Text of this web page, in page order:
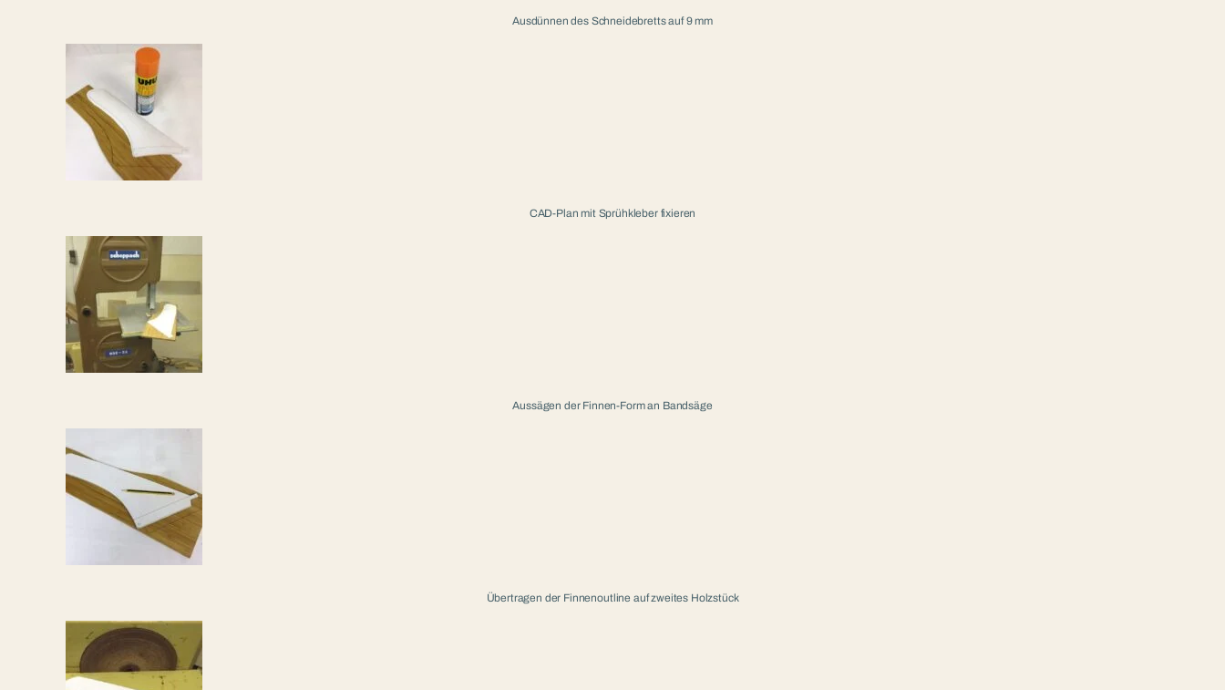
Ausdünnen des Schneidebretts auf 9 mm
CAD-Plan mit Sprühkleber fixieren
Aussägen der Finnen-Form an Bandsäge
Übertragen der Finnenoutline auf zweites Holzstück